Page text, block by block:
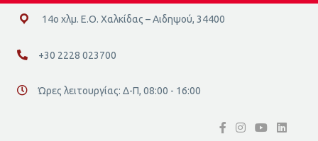
14ο χλμ. Ε.Ο. Χαλκίδας – Αιδηψού, 34400
14ο χλμ. Ε.Ο. Χαλκίδας – Αιδηψού, 34400
+30 2228 023700
+30 2228 023700
Διεύθυνση οδός 16, Ελλάδα
Ώρες λειτουργίας: Δ-Π, 08:00 - 16:00